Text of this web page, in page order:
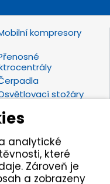
kompresory
stožáry
kladiva
Zahradní technika
analytické
které
Zároveň je
a zobrazeny